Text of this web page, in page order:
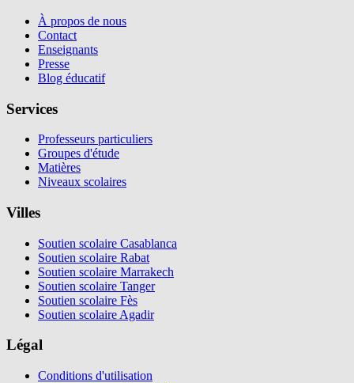
À propos de nous
Contact
Enseignants
Presse
Blog éducatif
Services
Professeurs particuliers
Groupes d'étude
Matières
Niveaux scolaires
Villes
Soutien scolaire Casablanca
Soutien scolaire Rabat
Soutien scolaire Marrakech
Soutien scolaire Tanger
Soutien scolaire Fès
Soutien scolaire Agadir
Légal
Conditions d'utilisation